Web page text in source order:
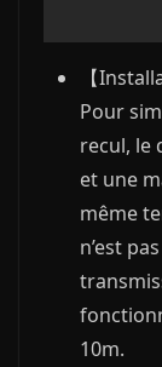
【
Pour
recul, le
et une
même
n’est
10m.